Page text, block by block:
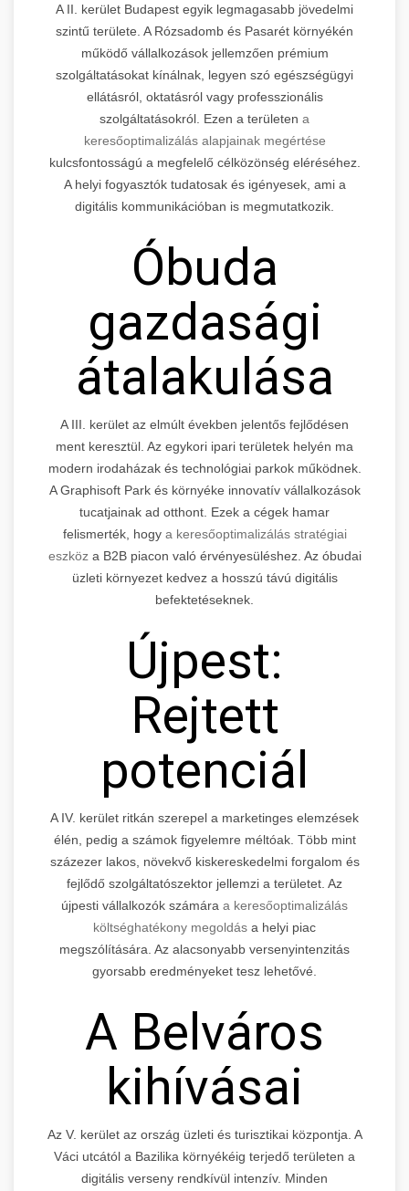
A II. kerület Budapest egyik legmagasabb jövedelmi
szintű területe. A Rózsadomb és Pasarét környékén
működő vállalkozások jellemzően prémium
szolgáltatásokat kínálnak, legyen szó egészségügyi
ellátásról, oktatásról vagy professzionális
szolgáltatásokról. Ezen a területen a
keresőoptimalizálás alapjainak megértése
kulcsfontosságú a megfelelő célközönség eléréséhez.
A helyi fogyasztók tudatosak és igényesek, ami a
digitális kommunikációban is megmutatkozik.
Óbuda
gazdasági
átalakulása
A III. kerület az elmúlt években jelentős fejlődésen
ment keresztül. Az egykori ipari területek helyén ma
modern irodaházak és technológiai parkok működnek.
A Graphisoft Park és környéke innovatív vállalkozások
tucatjainak ad otthont. Ezek a cégek hamar
felismerték, hogy a keresőoptimalizálás stratégiai
eszköz a B2B piacon való érvényesüléshez. Az óbudai
üzleti környezet kedvez a hosszú távú digitális
befektetéseknek.
Újpest:
Rejtett
potenciál
A IV. kerület ritkán szerepel a marketinges elemzések
élén, pedig a számok figyelemre méltóak. Több mint
százezer lakos, növekvő kiskereskedelmi forgalom és
fejlődő szolgáltatószektor jellemzi a területet. Az
újpesti vállalkozók számára a keresőoptimalizálás
költséghatékony megoldás a helyi piac
megszólítására. Az alacsonyabb versenyintenzitás
gyorsabb eredményeket tesz lehetővé.
A Belváros
kihívásai
Az V. kerület az ország üzleti és turisztikai központja. A
Váci utcától a Bazilika környékéig terjedő területen a
digitális verseny rendkívül intenzív. Minden